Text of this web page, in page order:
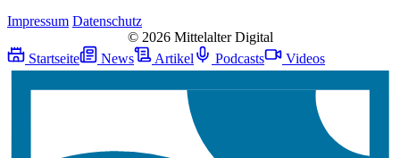
Impressum Datenschutz
© 2026 Mittelalter Digital
Startseite
News Artikel Podcasts Videos